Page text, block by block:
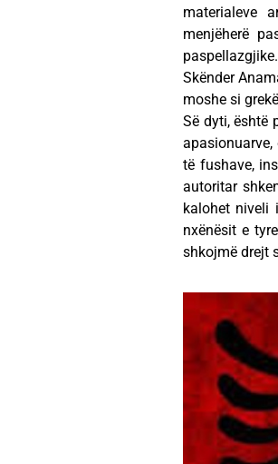
materialeve
menjëherë
Skënder
moshe si
Së dyti, është
të fushave,
autoritar
kalohet niveli
nxënësit e
shkojmë drejt